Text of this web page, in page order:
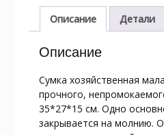
ассортименте
e
o
o
k
itt
er
n
o
as
s
ni
Описание Детали
Описание
Сумка хозяйственная
прочного,
35*27*15 см. Одно
закрывается на молнию.